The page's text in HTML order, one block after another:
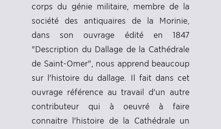
corps du génie militaire, membre de la
société des antiquaires de la Morinie,
dans son ouvrage édité en 1847
"Description du Dallage de la Cathédrale
de Saint-Omer", nous apprend beaucoup
sur l'histoire du dallage. Il fait dans cet
ouvrage référence au travail d'un autre
contributeur qui à oeuvré à faire
connaitre l'histoire de la Cathédrale un